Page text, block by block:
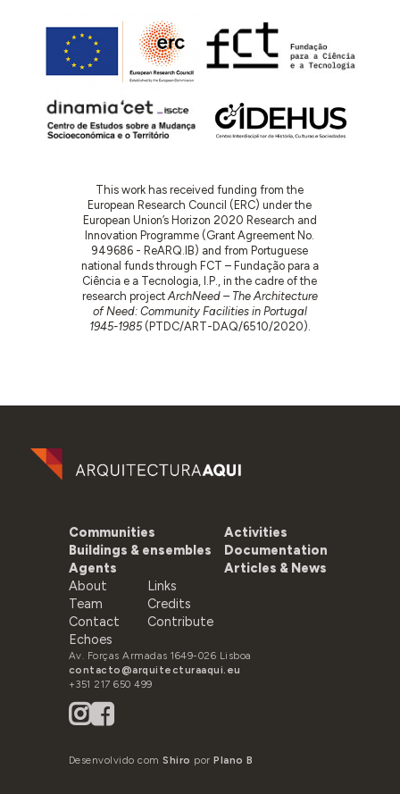
This work has received funding from the
European Research Council (ERC) under the
European Union’s Horizon 2020 Research and
Innovation Programme (Grant Agreement No.
949686 - ReARQ.IB) and from Portuguese
national funds through FCT – Fundação para a
Ciência e a Tecnologia, I.P., in the cadre of the
research projectArchNeed – The Architecture
of Need: Community Facilities in Portugal
1945-1985(PTDC/ART-DAQ/6510/2020).
Communities
Buildings & ensembles
Agents
Activities
Documentation
Articles & News
About
Team
Contact
Echoes
Links
Credits
Contribute
Av. Forças Armadas 1649-026 Lisboa
contacto@arquitecturaaqui.eu
+351 217 650 499
Desenvolvido comShiro porPlano B